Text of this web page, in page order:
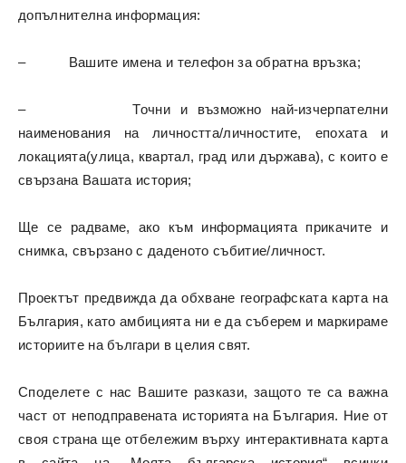
допълнителна информация:
– Вашите имена и телефон за обратна връзка;
– Точни и възможно най-изчерпателни
наименования на личността/личностите, епохата и
локацията(улица, квартал, град или държава), с които е
свързана Вашата история;
Ще се радваме, ако към информацията прикачите и
снимка, свързано с даденото събитие/личност.
Проектът предвижда да обхване географската карта на
България, като амбицията ни е да съберем и маркираме
историите на българи в целия свят.
Споделете с нас Вашите разкази, защото те са важна
част от неподправената историята на България. Ние от
своя страна ще отбележим върху интерактивната карта